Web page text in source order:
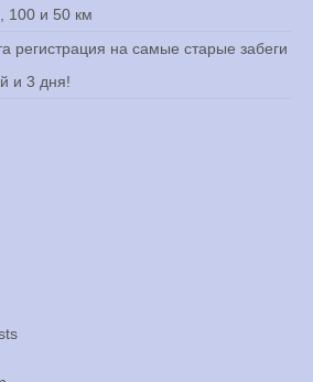
100 и 50 км
регистрация на самые старые забеги
и 3 дня!